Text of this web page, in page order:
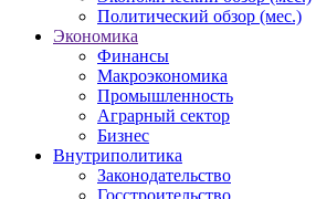
Политический обзор (мес.)
Экономика
Финансы
Макроэкономика
Промышленность
Аграрный сектор
Бизнес
Внутриполитика
Законодательство
Госстроительство